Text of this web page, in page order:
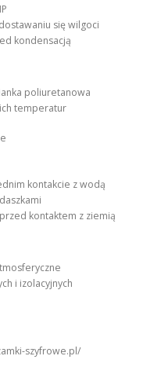
się wilgoci
kondensacją
poliuretanowa
temperatur
kontakcie z wodą
kontaktem z ziemią
i izolacyjnych
szyfrowe.pl/